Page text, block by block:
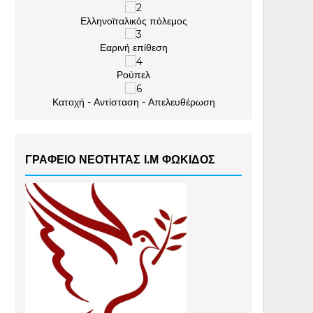
Ελληνοϊταλικός πόλεμος
Εαρινή επίθεση
Ρούπελ
Κατοχή - Αντίσταση - Απελευθέρωση
ΓΡΑΦΕΙΟ ΝΕΟΤΗΤΑΣ Ι.Μ ΦΩΚΙΔΟΣ